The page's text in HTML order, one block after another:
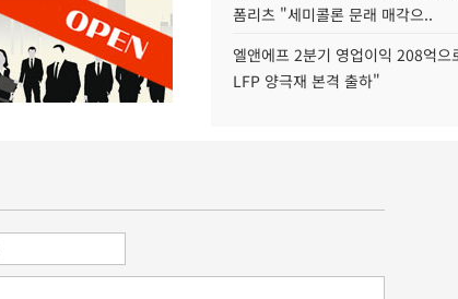
폼리츠 "세미콜론 문래 매각으..
엘앤에프 2분기 영업이익 208억으
LFP 양극재 본격 출하"